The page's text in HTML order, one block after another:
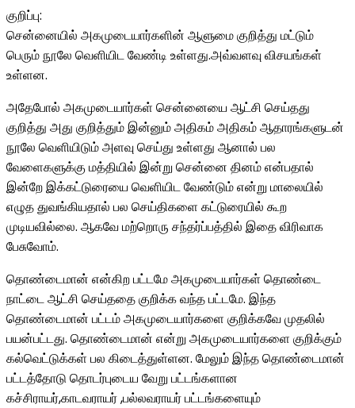
குறிப்பு:
சென்னையில் அகமுடையார்களின் ஆளுமை குறித்து மட்டும்
பெரும் நூலே வெளியிட வேண்டி உள்ளது.அவ்வளவு விசயங்கள்
உள்ளன.
அதேபோல் அகமுடையார்கள் சென்னையை ஆட்சி செய்தது
குறித்து அது குறித்தும் இன்னும் அதிகம் அதிகம் ஆதாரங்களுடன்
நூலே வெளியிடும் அளவு செய்து உள்ளது ஆனால் பல
வேளைகளுக்கு மத்தியில் இன்று சென்னை தினம் என்பதால்
இன்றே இக்கட்டுரையை வெளியிட வேண்டும் என்று மாலையில்
எழுத துவங்கியதால் பல செய்திகளை கட்டுரையில் கூற
முடியவில்லை. ஆகவே மற்றொரு சந்தர்ப்பத்தில் இதை விரிவாக
பேசுவோம்.
தொண்டைமான் என்கிற பட்டமே அகமுடையார்கள் தொண்டை
நாட்டை ஆட்சி செய்ததை குறிக்க வந்த பட்டமே. இந்த
தொண்டைமான் பட்டம் அகமுடையார்களை குறிக்கவே முதலில்
பயன்பட்டது. தொண்டைமான் என்று அகமுடையார்களை குறிக்கும்
கல்வெட்டுக்கள் பல கிடைத்துள்ளன. மேலும் இந்த தொண்டைமான்
பட்டத்தோடு தொடர்புடைய வேறு பட்டங்களான
கச்சிராயர்,காடவராயர் ,பல்லவராயர் பட்டங்களையும்